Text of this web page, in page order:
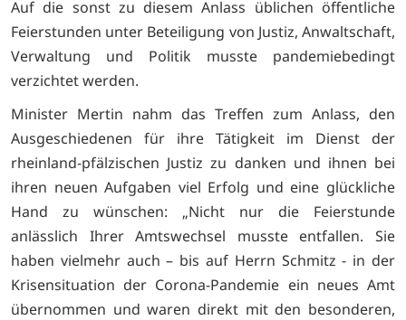
Auf die sonst zu diesem Anlass üblichen öffentliche
Feierstunden unter Beteiligung von Justiz, Anwaltschaft,
Verwaltung und Politik musste pandemiebedingt
verzichtet werden.
Minister Mertin nahm das Treffen zum Anlass, den
Ausgeschiedenen für ihre Tätigkeit im Dienst der
rheinland-pfälzischen Justiz zu danken und ihnen bei
ihren neuen Aufgaben viel Erfolg und eine glückliche
Hand zu wünschen: „Nicht nur die Feierstunde
anlässlich Ihrer Amtswechsel musste entfallen. Sie
haben vielmehr auch – bis auf Herrn Schmitz - in der
Krisensituation der Corona-Pandemie ein neues Amt
übernommen und waren direkt mit den besonderen,